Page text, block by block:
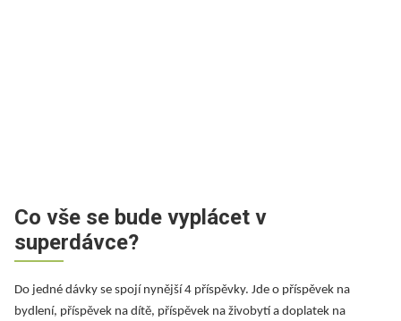
Co vše se bude vyplácet v
superdávce?
Do jedné dávky se spojí nynější 4 příspěvky. Jde o příspěvek na
bydlení, příspěvek na dítě, příspěvek na živobytí a doplatek na